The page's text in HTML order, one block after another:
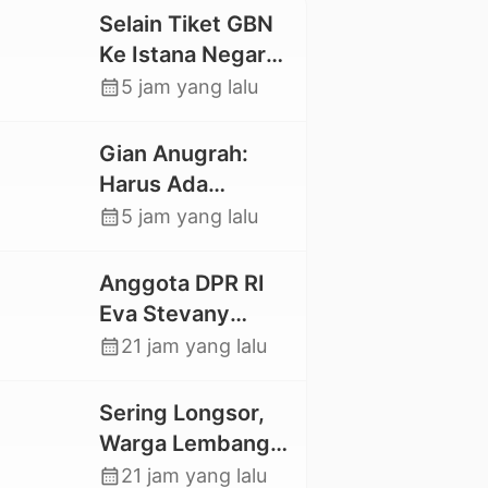
Selain Tiket GBN
Ke Istana Negara,
Mahasiswa UKI
juga Lolos ke
Pekan Seni
Mahasiswa
calendar_month5 jam yang lalu
Gian Anugrah:
Harus Ada
Kepastian Hukum
Agar Keluarga
tidak Larut dalam
Trauma dan
Berkepanjangan
calendar_month5 jam yang lalu
Anggota DPR RI
Eva Stevany
Rataba Salurkan
Warga Terdampak
Longsor di Buntu
Pepasan
calendar_month21 jam yang lalu
Sering Longsor,
Warga Lembang
Gasing Swadaya
calendar_month21 jam yang lalu